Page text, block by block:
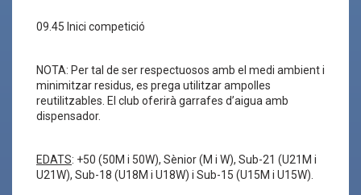
09.45 Inici competició
NOTA: Per tal de ser respectuosos amb el medi ambient i
minimitzar residus, es prega utilitzar ampolles
reutilitzables. El club oferirà garrafes d’aigua amb
dispensador.
EDATS: +50 (50M i 50W), Sènior (M i W), Sub-21 (U21M i
U21W), Sub-18 (U18M i U18W) i Sub-15 (U15M i U15W).